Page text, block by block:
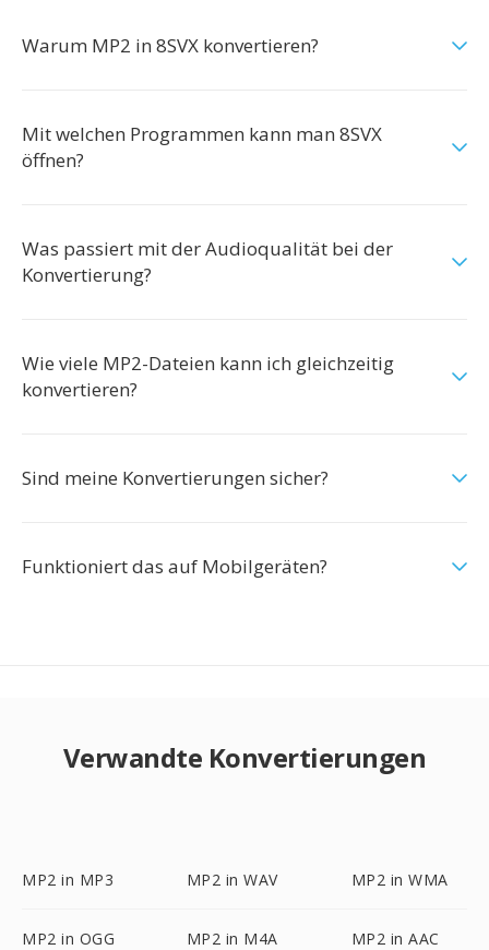
Warum MP2 in 8SVX konvertieren?
Mit welchen Programmen kann man 8SVX
öffnen?
Was passiert mit der Audioqualität bei der
Konvertierung?
Wie viele MP2-Dateien kann ich gleichzeitig
konvertieren?
Sind meine Konvertierungen sicher?
Funktioniert das auf Mobilgeräten?
Verwandte Konvertierungen
MP2 in MP3 MP2 in WAV MP2 in WMA
MP2 in OGG MP2 in M4A MP2 in AAC